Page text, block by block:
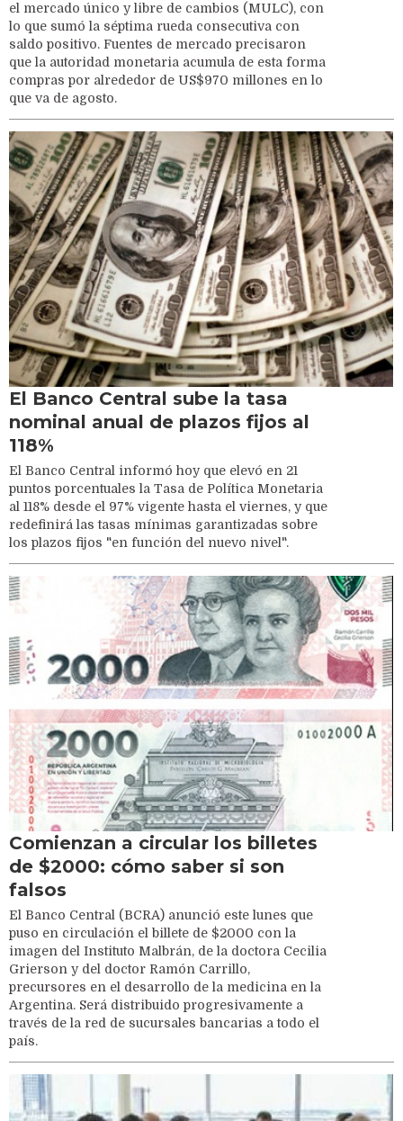
el mercado único y libre de cambios (MULC), con
lo que sumó la séptima rueda consecutiva con
saldo positivo. Fuentes de mercado precisaron
que la autoridad monetaria acumula de esta forma
compras por alrededor de US$970 millones en lo
que va de agosto.
El Banco Central sube la tasa
nominal anual de plazos fijos al
118%
El Banco Central informó hoy que elevó en 21
puntos porcentuales la Tasa de Política Monetaria
al 118% desde el 97% vigente hasta el viernes, y que
redefinirá las tasas mínimas garantizadas sobre
los plazos fijos "en función del nuevo nivel".
Comienzan a circular los billetes
de $2000: cómo saber si son
falsos
El Banco Central (BCRA) anunció este lunes que
puso en circulación el billete de $2000 con la
imagen del Instituto Malbrán, de la doctora Cecilia
Grierson y del doctor Ramón Carrillo,
precursores en el desarrollo de la medicina en la
Argentina. Será distribuido progresivamente a
través de la red de sucursales bancarias a todo el
país.